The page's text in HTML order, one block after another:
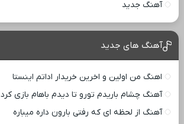
آهنگ جدید
آهنگ های جدید
اهنگ من اولین و اخرین خریدار اداتم اینستا
آهنگ چشام باریدم تورو تا دیدم باهام بازی کرد
آهنگ از لحظه ای که رفتی بارون داره میباره